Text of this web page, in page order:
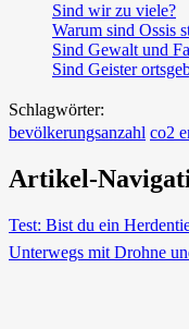
Sind wir zu viele?
Warum sind Ossis
Sind Gewalt und
Sind Geister
Schlagwörter:
bevölkerungsanzahl co2
Artikel-
Test: Bist du ein
Unterwegs mit Drohne